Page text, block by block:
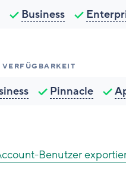
Business
VERFÜGBARKEIT
Pinnacle
Benutzer